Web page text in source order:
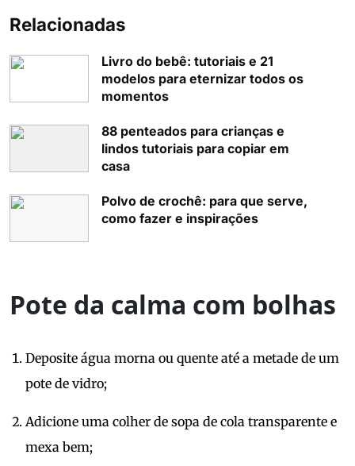
Relacionadas
Livro do bebê: tutoriais e 21
modelos para eternizar todos os
momentos
88 penteados para crianças e
lindos tutoriais para copiar em
casa
Polvo de crochê: para que serve,
como fazer e inspirações
Pote da calma com bolhas
Deposite água morna ou quente até a metade de um
pote de vidro;
Adicione uma colher de sopa de cola transparente e
mexa bem;